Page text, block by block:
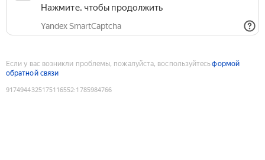
Нажмите, чтобы продолжить
Yandex SmartCaptcha
Если у вас возникли проблемы, пожалуйста, воспользуйтесьформой
обратной связи
9174944325175116552:1785984766